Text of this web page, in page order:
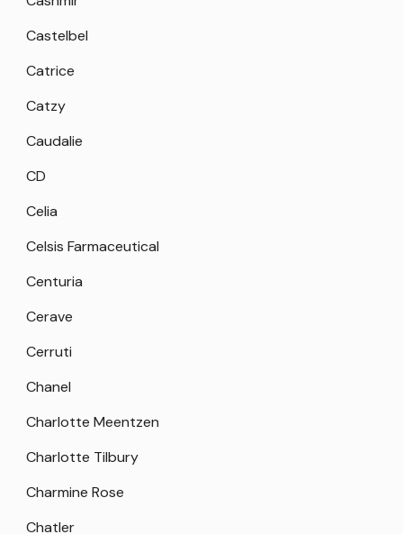
Castelbel
Catrice
Catzy
Caudalie
CD
Celia
Celsis Farmaceutical
Centuria
Cerave
Cerruti
Chanel
Charlotte Meentzen
Charlotte Tilbury
Charmine Rose
Chatler